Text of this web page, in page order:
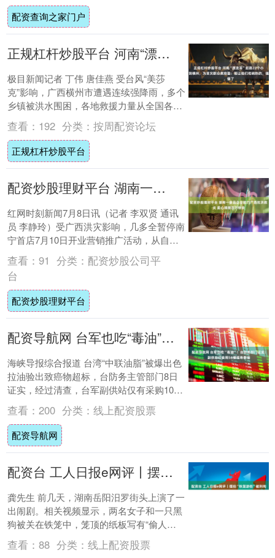
配资查询之家门户
正规杠杆炒股平台 河南“漂流哥”赶路22个小时到横州，为受灾群众煮烩面：能让他们吃碗热的，值了
极目新闻记者 丁伟 唐佳燕 受台风“美莎
克”影响，广西横州市遭遇连续强降雨，多个
乡镇被洪水围困，各地救援力量从全国各地
赶来支援。 7月8日下午2时许，极目新闻
记....
查看： 192 分类： 按周配资论坛
正规杠杆炒股平台
配资炒股理财平台 湖南一食品企业助力广西抗洪救灾 爱心捐赠百万物资
红网时刻新闻7月8日讯（记者 李双贤 通讯
员 李静玲）受广西洪灾影响，几多全暂停南
宁首店7月10日开业营销推广活动，从自有
工厂和仓库紧急调拨100万元食品物资驰....
查看： 91 分类： 配资炒股公司平
台
配资炒股理财平台
配资导航网 台军也吃“毒油”！台防务部门证实：副供站已食用56桶福寿香油
海峡导报综合报道 台湾“中联油脂”被爆出色
拉油验出致癌物超标，台防务主管部门8日
证实，经过清查，台军副供站仅有采购104
桶福寿香油，其中56桶已经食用、回收48....
查看： 200 分类： 线上配资股票
配资导航网
配资台 工人日报e网评丨摆拍“铁笼游街”被刑拘，“黑红也是红”该翻篇了
龚先生 前几天，湖南岳阳汨罗街头上演了一
出闹剧。相关视频显示，两名女子和一只黑
狗被关在铁笼中，笼顶的纸板写有“偷人
的”字样，几名男子推着铁笼往前走，一名女
子在旁....
查看： 88 分类： 线上配资股票